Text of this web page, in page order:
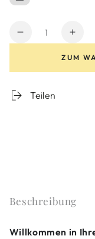
Verringere
Topas
Tisch
ZUM
Teilen
Beschreibung
Willkommen in